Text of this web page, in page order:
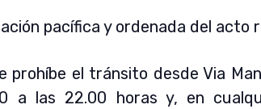
pacífica y ordenada del acto
prohíbe el tránsito desde Via
a las 22.00 horas y, en